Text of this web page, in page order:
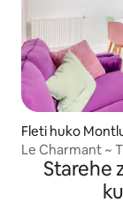
Fleti huko
Le Charmant ~
Starehe